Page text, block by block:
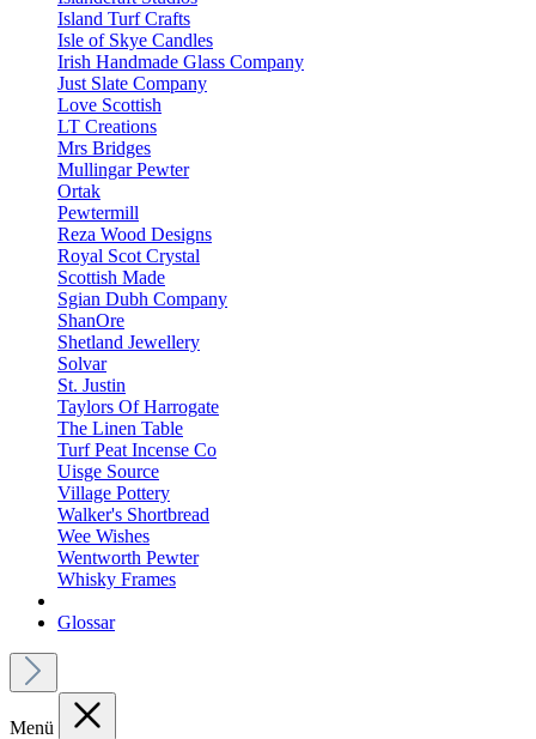
Island Turf Crafts
Isle of Skye Candles
Irish Handmade Glass Company
Just Slate Company
Love Scottish
LT Creations
Mrs Bridges
Mullingar Pewter
Ortak
Pewtermill
Reza Wood Designs
Royal Scot Crystal
Scottish Made
Sgian Dubh Company
ShanOre
Shetland Jewellery
Solvar
St. Justin
Taylors Of Harrogate
The Linen Table
Turf Peat Incense Co
Uisge Source
Village Pottery
Walker's Shortbread
Wee Wishes
Wentworth Pewter
Whisky Frames
Glossar
Menü